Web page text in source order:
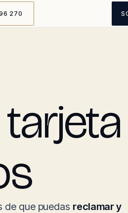
270
de que puedas reclamar y